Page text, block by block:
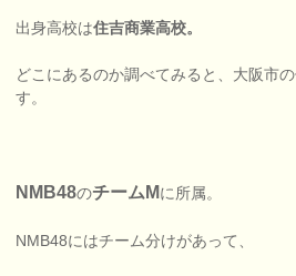
出身高校は住吉商業高校。
どこにあるのか調べてみると、大阪市
す。
NMB48のチームMに所属。
NMB48にはチーム分けがあって、